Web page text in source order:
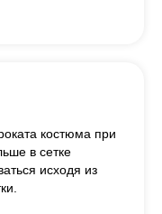
костюма при
в сетке
исходя из